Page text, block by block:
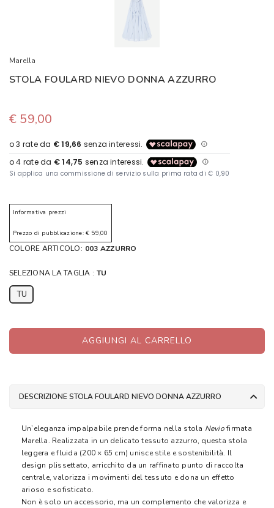
Marella
STOLA FOULARD NIEVO DONNA AZZURRO
€ 59,00
Informativa prezzi
Prezzo di pubblicazione: € 59,00
COLORE ARTICOLO: 003 AZZURRO
SELEZIONA LA TAGLIA : TU
TU
AGGIUNGI AL CARRELLO
DESCRIZIONE STOLA FOULARD NIEVO DONNA AZZURRO
Un’eleganza impalpabile prende forma nella stola Neviofirmata
Marella. Realizzata in un delicato tessuto azzurro, questa stola
leggera e fluida (200 × 65 cm) unisce stile e sostenibilità. Il
design plissettato, arricchito da un raffinato punto di raccolta
centrale, valorizza i movimenti del tessuto e dona un effetto
arioso e sofisticato.
Non è solo un accessorio, ma un complemento che valorizza e